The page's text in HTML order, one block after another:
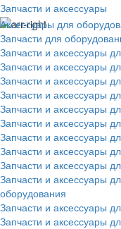
Запчасти и аксессуары
Аксессуары для
Запчасти для
Запчасти и аксессуары
Запчасти и аксессуары
Запчасти и аксессуары
Запчасти и аксессуары
Запчасти и аксессуары
Запчасти и аксессуары
Запчасти и аксессуары
Запчасти и аксессуары
Запчасти и аксессуары
Запчасти и аксессуары
оборудования
Запчасти и аксессуары
Запчасти и аксессуары